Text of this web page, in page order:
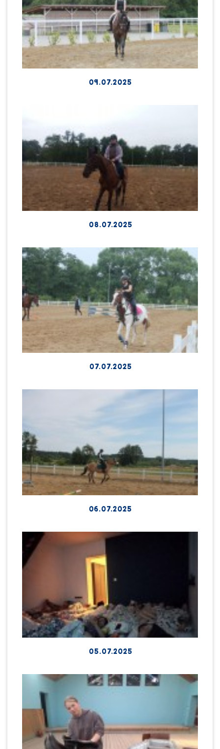
09.07.2025
08.07.2025
07.07.2025
06.07.2025
05.07.2025